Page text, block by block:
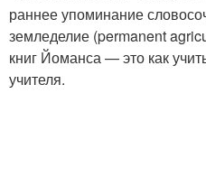
раннее упоминание
земледелие (permanent
книг Йоманса — это как
учителя.